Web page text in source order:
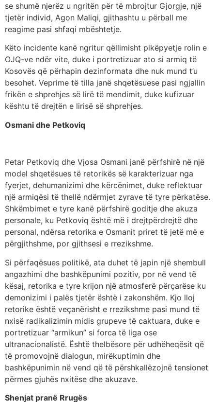
se shumë njerëz u ngritën për të mbrojtur Gjorgje, një
tjetër individ, Agon Maliqi, gjithashtu u përball me
reagime pasi shfaqi mbështetje.
Këto incidente kanë ngritur qëllimisht pikëpyetje rolin e
OJQ-ve ndër vite, duke i portretizuar ato si armiq të
Kosovës që përhapin dezinformata dhe nuk mund t’u
besohet. Veprime të tilla janë shqetësuese pasi ngjallin
frikën e shprehjes së lirë të mendimit, duke kufizuar
kështu të drejtën e lirisë së shprehjes.
Osmani dhe Petkoviq
Petar Petkoviq dhe Vjosa Osmani janë përfshirë në një
model shqetësues të retorikës së karakterizuar nga
fyerjet, dehumanizimi dhe kërcënimet, duke reflektuar
një armiqësi të thellë ndërmjet zyrave të tyre përkatëse.
Shkëmbimet e tyre kanë përfshirë goditje dhe akuza
personale, ku Petkoviq është më i drejtpërdrejtë dhe
personal, ndërsa retorika e Osmanit priret të jetë më e
përgjithshme, por gjithsesi e rrezikshme.
Si përfaqësues politikë, ata duhet të japin një shembull
angazhimi dhe bashkëpunimi pozitiv, por në vend të
kësaj, retorika e tyre krijon një atmosferë përçarëse ku
demonizimi i palës tjetër është i zakonshëm. Kjo lloj
retorike është veçanërisht e rrezikshme pasi mund të
nxisë radikalizimin midis grupeve të caktuara, duke e
portretizuar “armikun” si forca të liga ose
ultranacionalistë. Është thelbësore për udhëheqësit që
të promovojnë dialogun, mirëkuptimin dhe
bashkëpunimin në vend që të përshkallëzojnë tensionet
përmes gjuhës nxitëse dhe akuzave.
Shenjat pranë Rrugës